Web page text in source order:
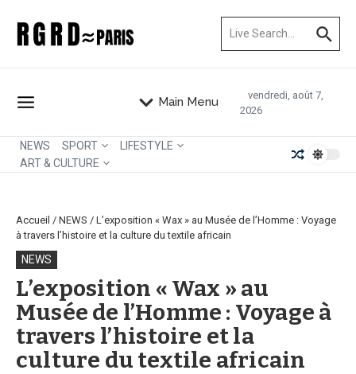
Main Menu
vendredi, août 7,
2026
NEWS SPORT
LIFESTYLE
ART & CULTURE
Accueil / NEWS / L’exposition « Wax » au Musée de l’Homme : Voyage
à travers l’histoire et la culture du textile africain
NEWS
L’exposition « Wax » au
Musée de l’Homme : Voyage à
travers l’histoire et la
culture du textile africain